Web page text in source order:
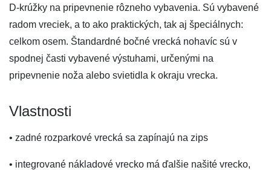
D-krúžky na pripevnenie rôzneho vybavenia. Sú vybavené
radom vreciek, a to ako praktických, tak aj špeciálnych:
celkom osem. Štandardné bočné vrecká nohavíc sú v
spodnej časti vybavené výstuhami, určenými na
pripevnenie noža alebo svietidla k okraju vrecka.
Vlastnosti
• zadné rozparkové vrecká sa zapínajú na zips
• integrované nákladové vrecko má ďalšie našité vrecko,